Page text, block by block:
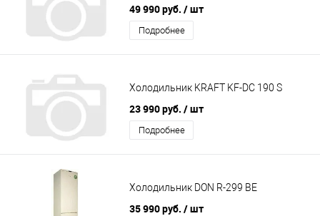
49 990 руб. / шт
Подробнее
Холодильник KRAFT KF-DC 190 S
23 990 руб. / шт
Подробнее
Холодильник DON R-299 BE
35 990 руб. / шт